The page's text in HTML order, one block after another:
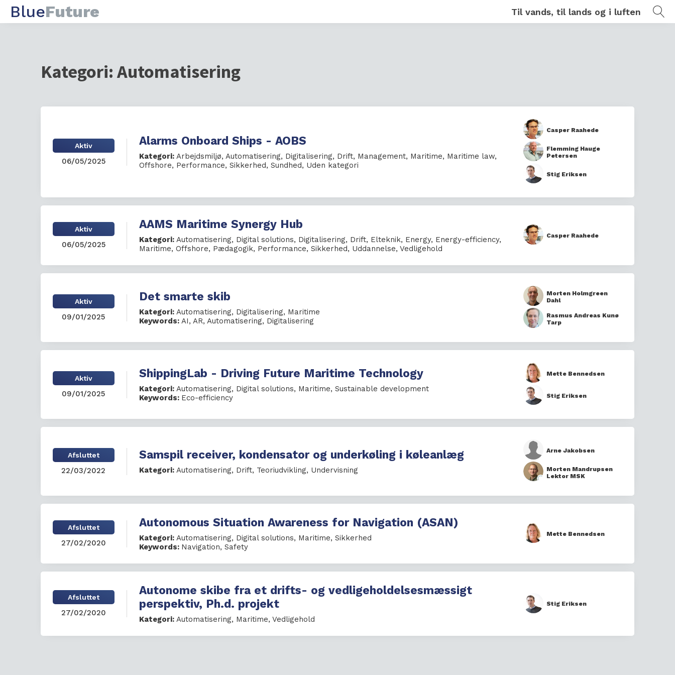
BlueFuture Til vands, til lands og i luften
Kategori: Automatisering
Aktiv
06/05/2025
Alarms Onboard Ships - AOBS
Kategori: Arbejdsmiljø, Automatisering, Digitalisering, Drift, Management, Maritime, Maritime law,
Offshore, Performance, Sikkerhed, Sundhed, Uden kategori
Casper Raahede
Flemming Hauge
Petersen
Stig Eriksen
Aktiv
06/05/2025
AAMS Maritime Synergy Hub
Kategori: Automatisering, Digital solutions, Digitalisering, Drift, Elteknik, Energy, Energy-efficiency,
Maritime, Offshore, Pædagogik, Performance, Sikkerhed, Uddannelse, Vedligehold
Casper Raahede
Aktiv
09/01/2025
Det smarte skib
Kategori: Automatisering, Digitalisering, Maritime
Keywords: AI, AR, Automatisering, Digitalisering
Morten Holmgreen
Dahl
Rasmus Andreas Kunø
Tarp
Aktiv
09/01/2025
ShippingLab - Driving Future Maritime Technology
Kategori: Automatisering, Digital solutions, Maritime, Sustainable development
Keywords: Eco-efficiency
Mette Bennedsen
Stig Eriksen
Afsluttet
22/03/2022
Samspil receiver, kondensator og underkøling i køleanlæg
Kategori: Automatisering, Drift, Teoriudvikling, Undervisning
Arne Jakobsen
Morten Mandrupsen
Lektor MSK
Afsluttet
27/02/2020
Autonomous Situation Awareness for Navigation (ASAN)
Kategori: Automatisering, Digital solutions, Maritime, Sikkerhed
Keywords: Navigation, Safety
Mette Bennedsen
Afsluttet
27/02/2020
Autonome skibe fra et drifts- og vedligeholdelsesmæssigt
perspektiv, Ph.d. projekt
Kategori: Automatisering, Maritime, Vedligehold
Stig Eriksen